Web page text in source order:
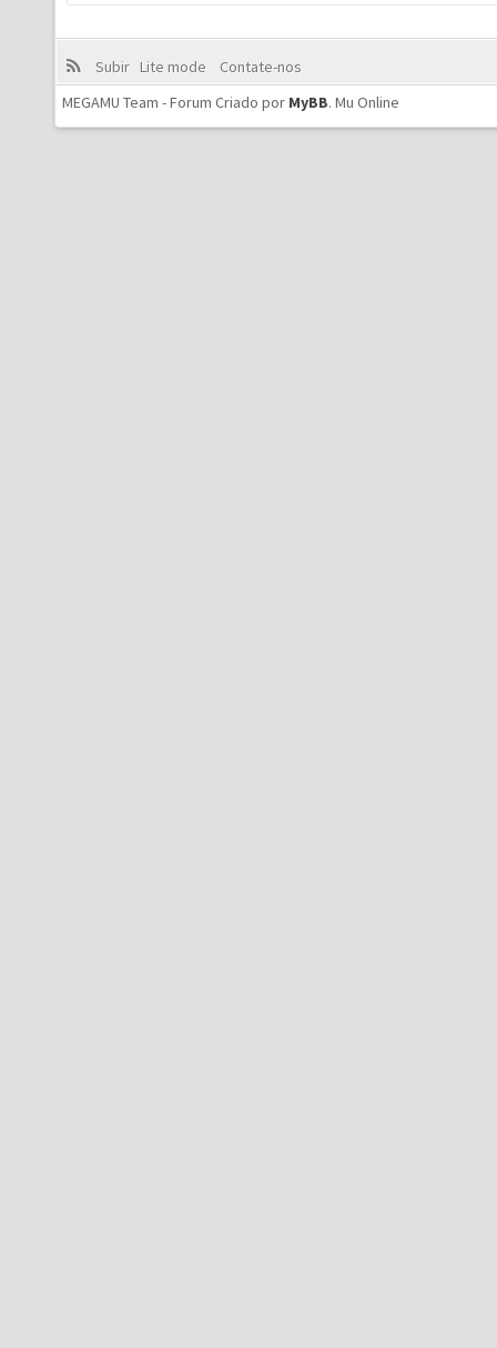
Subir Lite mode
Contate-nos
MEGAMU Team - Forum Criado por MyBB. Mu Online